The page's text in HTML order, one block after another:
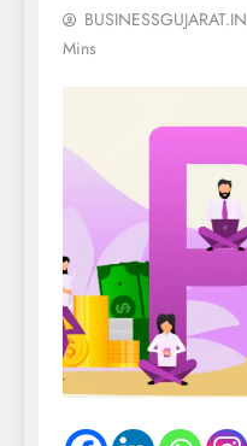
BUSINESSGUJARAT.IN
Mins